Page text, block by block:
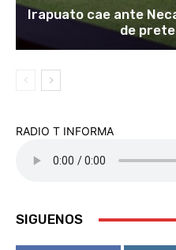
Irapuato cae ante
de
RADIO T INFORMA
SIGUENOS